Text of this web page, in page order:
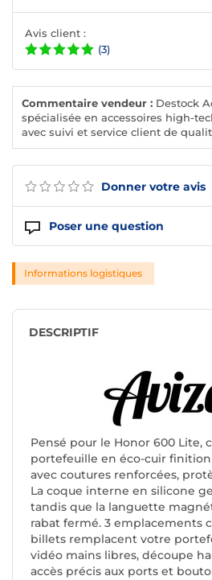
Donner votre avis
Poser une question
Avis client :
(3)
Commentaire vendeur : Destock
spécialisée en accessoires high-
avec suivi et service client de
Informations logistiques
DESCRIPTIF
Pensé pour le Honor 600 Lite,
portefeuille en éco-cuir
avec coutures renforcées,
La coque interne en silicone
tandis que la languette
rabat fermé. 3 emplacements
billets remplacent votre
vidéo mains libres, découpe
accès précis aux ports et